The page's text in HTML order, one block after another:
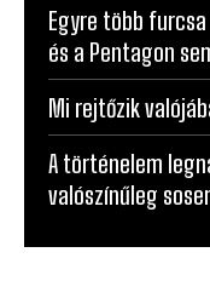
Mi rejtőzik
A történelem
valószínűleg